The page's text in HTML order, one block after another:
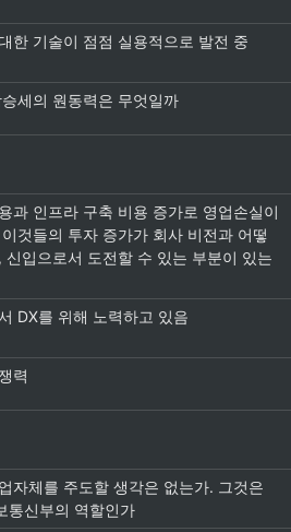
한 기술이 점점 실용적으로 발전 중
세의 원동력은 무엇일까
과 인프라 구축 비용 증가로 영업손실이
것들의 투자 증가가 회사 비전과 어떻
신입으로서 도전할 수 있는 부분이 있는
DX를 위해 노력하고 있음
력
자체를 주도할 생각은 없는가. 그것은
통신부의 역할인가